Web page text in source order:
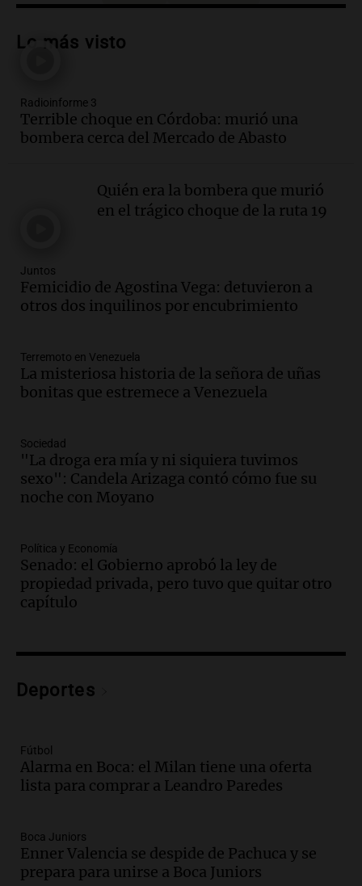
Audio.Los Tekis presentaron
carnaval el estudio de Cadena 3
Audio.La Expo La Bulaye 2026
comienza con sorpresas y grandes
premios para los visitantes
Córdoba: destituyeron a la
intendenta interina de Villa Santa Cruz
Episodios
Audio.Clases de tango y milonga en la
Confitería El Oriental: una propuesta
Noticias
Episodios
Audio.Más de la mitad de la población
de la UBA
El dato confiable
Episodios
Audio.Cientos de fieles celebran a San
Panorama Federal
Episodios
Audio. "Tiene que haber una
reglamentación": el reclamo del Kennel
Audio.Trump acusa a México de
Panorama Federal
Episodios
Audio.México y Perú reanudan
Panorama Federal
Episodios
Lo más visto
Radioinforme 3
Terrible choque en Córdoba: murió una
bombera cerca del Mercado de Abasto
Quién era la bombera que murió
en el trágico choque de la ruta 19
Juntos
Femicidio de Agostina Vega: detuvieron a
otros dos inquilinos por encubrimiento
Terremoto en Venezuela
La misteriosa historia de la señora de uñas
bonitas que estremece a Venezuela
Sociedad
"La droga era mía y ni siquiera tuvimos
sexo": Candela Arizaga contó cómo fue su
noche con Moyano
Política y Economía
Senado: el Gobierno aprobó la ley de
propiedad privada, pero tuvo que quitar otro
capítulo
Deportes
Fútbol
Alarma en Boca: el Milan tiene una oferta
lista para comprar a Leandro Paredes
Boca Juniors
Enner Valencia se despide de Pachuca y se
prepara para unirse a Boca Juniors